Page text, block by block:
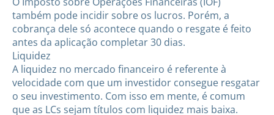
também pode incidir sobre os lucros. Porém, a
cobrança dele só acontece quando o resgate é feito
antes da aplicação completar 30 dias.
Liquidez
A liquidez no mercado financeiro é referente à
velocidade com que um investidor consegue resgatar
o seu investimento. Com isso em mente, é comum
que as LCs sejam títulos com liquidez mais baixa.